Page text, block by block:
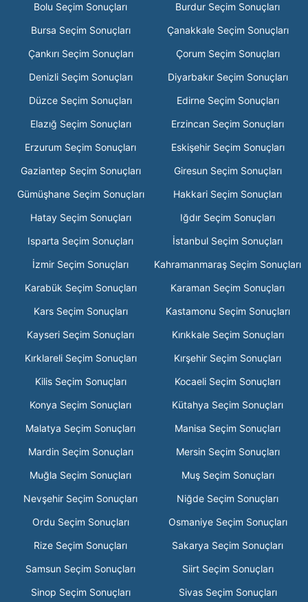
Bolu Seçim Sonuçları
Burdur Seçim Sonuçları
Bursa Seçim Sonuçları
Çanakkale Seçim Sonuçları
Çankırı Seçim Sonuçları
Çorum Seçim Sonuçları
Denizli Seçim Sonuçları
Diyarbakır Seçim Sonuçları
Düzce Seçim Sonuçları
Edirne Seçim Sonuçları
Elazığ Seçim Sonuçları
Erzincan Seçim Sonuçları
Erzurum Seçim Sonuçları
Eskişehir Seçim Sonuçları
Gaziantep Seçim Sonuçları
Giresun Seçim Sonuçları
Gümüşhane Seçim Sonuçları
Hakkari Seçim Sonuçları
Hatay Seçim Sonuçları
Iğdır Seçim Sonuçları
Isparta Seçim Sonuçları
İstanbul Seçim Sonuçları
İzmir Seçim Sonuçları
Kahramanmaraş Seçim Sonuçları
Karabük Seçim Sonuçları
Karaman Seçim Sonuçları
Kars Seçim Sonuçları
Kastamonu Seçim Sonuçları
Kayseri Seçim Sonuçları
Kırıkkale Seçim Sonuçları
Kırklareli Seçim Sonuçları
Kırşehir Seçim Sonuçları
Kilis Seçim Sonuçları
Kocaeli Seçim Sonuçları
Konya Seçim Sonuçları
Kütahya Seçim Sonuçları
Malatya Seçim Sonuçları
Manisa Seçim Sonuçları
Mardin Seçim Sonuçları
Mersin Seçim Sonuçları
Muğla Seçim Sonuçları
Muş Seçim Sonuçları
Nevşehir Seçim Sonuçları
Niğde Seçim Sonuçları
Ordu Seçim Sonuçları
Osmaniye Seçim Sonuçları
Rize Seçim Sonuçları
Sakarya Seçim Sonuçları
Samsun Seçim Sonuçları
Siirt Seçim Sonuçları
Sinop Seçim Sonuçları
Sivas Seçim Sonuçları